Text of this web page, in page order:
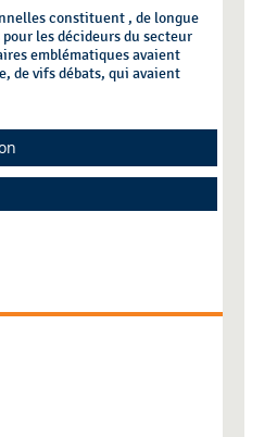
constituent , de longue
les décideurs du secteur
emblématiques avaient
de vifs débats, qui avaient